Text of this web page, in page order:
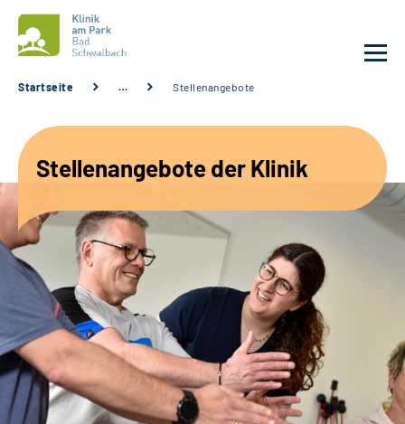
Unsere Angebote
Service
Karriere
Sozialdienste & Zuweisende
Suche
Leichte Sprache
Startseite … Stellenangebote
Stellenangebote der Klinik